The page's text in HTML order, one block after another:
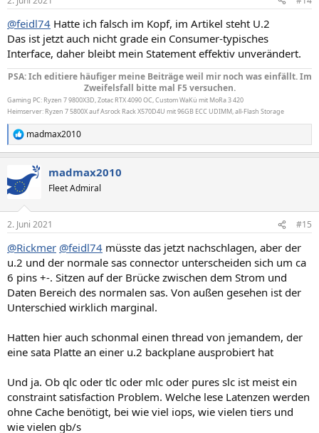
@feidl74 Hatte ich falsch im Kopf, im Artikel steht U.2
Das ist jetzt auch nicht grade ein Consumer-typisches
Interface, daher bleibt mein Statement effektiv unverändert.
PSA: Ich editiere häufiger meine Beiträge weil mir noch was einfällt. Im
Zweifelsfall bitte mal F5 versuchen.
Gaming PC: Ryzen 7 9800X3D, Zotac RTX 4090 OC, Custom WaKü mit MoRa 3 420
Heimserver: Ryzen 7 5800X auf Asrock Rack X570D4U mit 96GB ECC UDIMM, all-Flash Storage
R
e
t
i
e
:
madmax2010
madmax2010
Fleet Admiral
2. Juni 2021 #15
@Rickmer @feidl74 müsste das jetzt nachschlagen, aber der
u.2 und der normale sas connector unterscheiden sich um ca
6 pins +-. Sitzen auf der Brücke zwischen dem Strom und
Daten Bereich des normalen sas. Von außen gesehen ist der
Unterschied wirklich marginal.
Hatten hier auch schonmal einen thread von jemandem, der
eine sata Platte an einer u.2 backplane ausprobiert hat
Und ja. Ob qlc oder tlc oder mlc oder pures slc ist meist ein
constraint satisfaction Problem. Welche lese Latenzen werden
ohne Cache benötigt, bei wie viel iops, wie vielen tiers und
wie vielen gb/s